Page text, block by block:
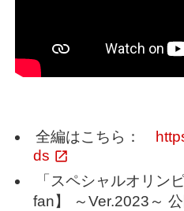
全編はこちら：
ds
「スペシャルオリン
fan】 ～Ver.2023～